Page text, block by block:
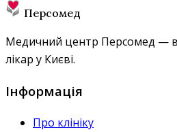
Персомед
Медичний центр Персомед —
лікар у Києві.
Інформація
Про клініку